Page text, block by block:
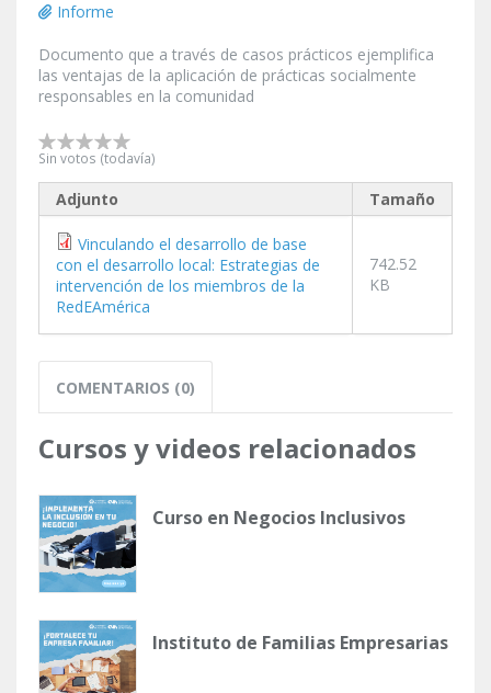
Informe
Documento que a través de casos prácticos ejemplifica
las ventajas de la aplicación de prácticas socialmente
responsables en la comunidad
Sin votos (todavía)
Adjunto Tamaño
Vinculando el desarrollo de base
con el desarrollo local: Estrategias de
intervención de los miembros de la
RedEAmérica
742.52
KB
COMENTARIOS (0)
Cursos y videos relacionados
Curso en Negocios Inclusivos
Instituto de Familias Empresarias